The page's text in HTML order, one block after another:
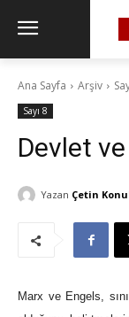
Ana Sayfa Arşiv
Sayı 8
Devlet
Yazan Çetin
Marx ve Engels,